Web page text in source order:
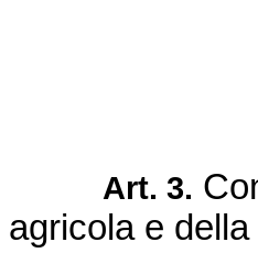
Art. 3.
agricola e